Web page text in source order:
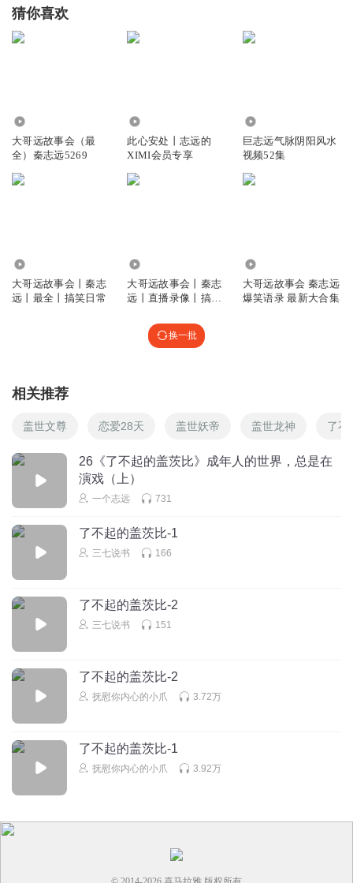
该继续追下去，还是劝他回头看一眼脚下的生活？”
猜你喜欢
大哥远故事会（最
全）秦志远5269
此心安处丨志远的
XIMI会员专享
巨志远气脉阴阳风水
视频52集
大哥远故事会丨秦志
远丨最全丨搞笑日常
大哥远故事会丨秦志
远丨直播录像丨搞笑
大哥远故事会 秦志远
爆笑语录 最新大合集
换一批
相关推荐
盖世文尊 恋爱28天 盖世妖帝 盖世龙神 了不
26《了不起的盖茨比》成年人的世界，总是在
演戏（上）
一个志远 731
了不起的盖茨比-1
三七说书 166
了不起的盖茨比-2
三七说书 151
了不起的盖茨比-2
抚慰你内心的小爪 3.72万
了不起的盖茨比-1
抚慰你内心的小爪 3.92万